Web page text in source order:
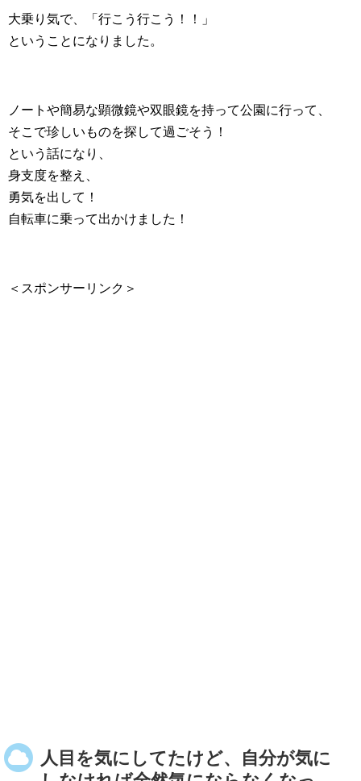
大乗り気で、「行こう行こう！！」
ということになりました。
ノートや簡易な顕微鏡や双眼鏡を持って公園に行って、
そこで珍しいものを探して過ごそう！
という話になり、
身支度を整え、
勇気を出して！
自転車に乗って出かけました！
＜スポンサーリンク＞
人目を気にしてたけど、自分が気に